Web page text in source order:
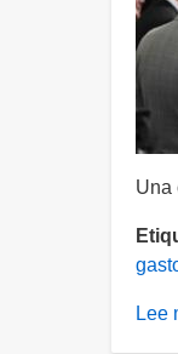
Una
Lee